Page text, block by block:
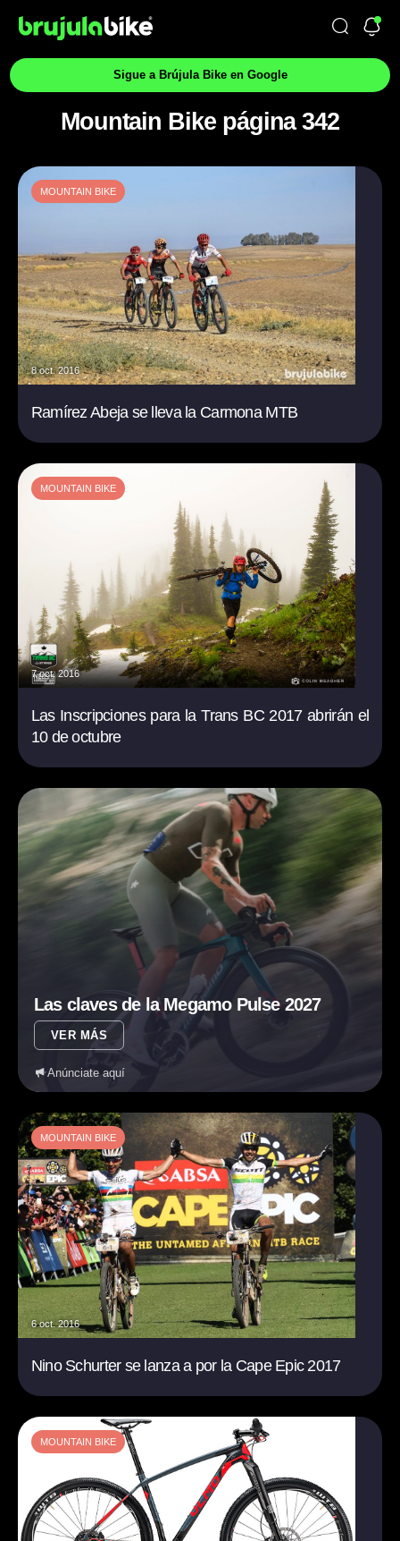
Sigue a Brújula Bike en Google
Mountain Bike página 342
MOUNTAIN BIKE
8 oct. 2016
Ramírez Abeja se lleva la Carmona MTB
MOUNTAIN BIKE
7 oct. 2016
Las Inscripciones para la Trans BC 2017 abrirán el
10 de octubre
Las claves de la Megamo Pulse 2027
VER MÁS
Anúnciate aquí
MOUNTAIN BIKE
6 oct. 2016
Nino Schurter se lanza a por la Cape Epic 2017
MOUNTAIN BIKE